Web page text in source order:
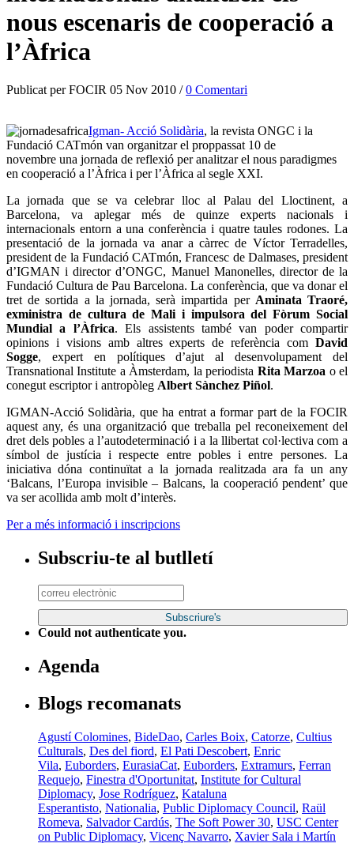
nous escenaris de cooperació a
l’Àfrica
Publicat per FOCIR 05 Nov 2010 /0 Comentari
Igman- Acció Solidària, la revista ONGC i la
Fundació CATmón van organitzar el proppassat 10 de
novembre una jornada de reflexió per analitzar el nous paradigmes
en cooperació a l’Àfrica i per l’Àfrica al segle XXI.
La jornada que se va celebrar lloc al Palau del Lloctinent, a
Barcelona, va aplegar més de quinze experts nacionals i
internacionals entorn a una conferència i quatre taules rodones. La
presentació de la jornada va anar a càrrec de Víctor Terradelles,
president de la Fundació CATmón, Francesc de Dalmases, president
d’IGMAN i director d’ONGC, Manuel Manonelles, director de la
Fundació Cultura de Pau Barcelona. La conferència, que va donar el
tret de sortida a la jornada, serà impartida per Aminata Traoré,
exministra de cultura de Mali i impulsora del Fòrum Social
Mundial a l’Àfrica. Els assistents també van poder compartir
opinions i visions amb altres experts de referència com David
Sogge, expert en polítiques d’ajut al desenvolupament del
Transnational Institute a Àmsterdam, la periodista Rita Marzoa o el
conegut escriptor i antropòleg Albert Sànchez Piñol.
IGMAN-Acció Solidària, que ha entrat a formar part de la FOCIR
aquest any, és una organització que treballa pel reconeixement del
dret dels pobles a l’autodeterminació i a la llibertat col·lectiva com a
símbol de justícia i respecte entre pobles i entre persones. La
iniciativa dóna continuïtat a la jornada realitzada ara fa un any
‘Balcans, l’Europa invisible – Balcans, la cooperació pendent’ que
va ser acollida amb molt d’interès.
Per a més informació i inscripcions
Subscriu-te al butlletí
Could not authenticate you.
Agenda
Blogs recomanats
Agustí Colomines, BideDao, Carles Boix, Catorze, Cultius
Culturals, Des del fiord, El Pati Descobert, Enric
Vila, Euborders, EurasiaCat, Euborders, Extramurs, Ferran
Requejo, Finestra d'Oportunitat, Institute for Cultural
Diplomacy, Jose Rodríguez, Kataluna
Esperantisto, Nationalia, Public Diplomacy Council, Raül
Romeva, Salvador Cardús, The Soft Power 30, USC Center
on Public Diplomacy, Vicenç Navarro, Xavier Sala i Martín